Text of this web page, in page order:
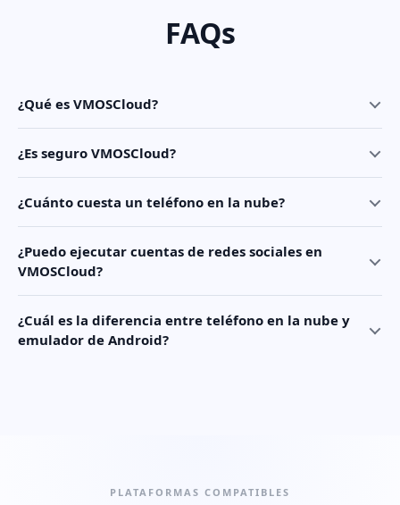
FAQs
¿Qué es VMOSCloud?
¿Es seguro VMOSCloud?
¿Cuánto cuesta un teléfono en la nube?
¿Puedo ejecutar cuentas de redes sociales en
VMOSCloud?
¿Cuál es la diferencia entre teléfono en la nube y
emulador de Android?
PLATAFORMAS COMPATIBLES